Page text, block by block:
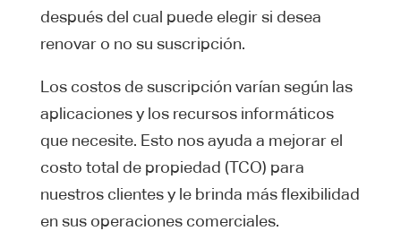
después del cual puede elegir si desea
renovar o no su suscripción.
Los costos de suscripción varían según las
aplicaciones y los recursos informáticos
que necesite. Esto nos ayuda a mejorar el
costo total de propiedad (TCO) para
nuestros clientes y le brinda más flexibilidad
en sus operaciones comerciales.